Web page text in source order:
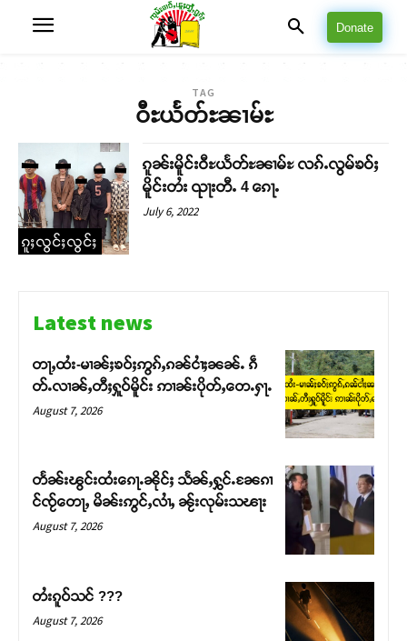
Donate
TAG
ဝီႊယႅတ်ႊၼၢမ်ႊ
ၵူႈလွင်ႈလွင်ႈ
ၵူၼ်းမိူင်းဝီႊယႅတ်ႊၼၢမ်ႊ လၵ်ႉလွမ်ၶဝ်ႈ
မိူင်းတႆး ၺႃးတီႉ 4 ၵေႃႉ
July 6, 2022
Latest news
တႃႇထႆး-မၢၼ်ႈၶဝ်ႈဢွၵ်ႇၵၼ်ငၢႆႈၼၼ်ႉ ၵဵ
တ်ႉလၢၼ်ႇတီႈႁူဝ်မိူင်း ဢၢၼ်းပိုတ်ႇတေႉႁႃႉ
August 7, 2026
တႅၼ်းၽွင်းထႆးၵေႃႉၼိုင်ႈ သႅၼ်ႇႁွင်ႉၼႄၵၢ
င်ၸႂ်တေႃႇ မိၼ်းဢွင်ႇလၢႆႇ ၼႂ်းလုမ်းသၽႃး
August 7, 2026
တႆးၵူဝ်သင် ???
August 7, 2026